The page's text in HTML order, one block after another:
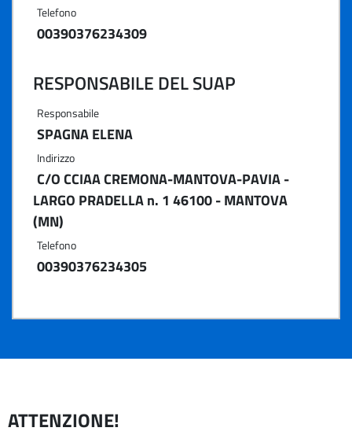
Telefono
00390376234309
RESPONSABILE DEL SUAP
Responsabile
SPAGNA ELENA
Indirizzo
C/O CCIAA CREMONA-MANTOVA-PAVIA -
LARGO PRADELLA n. 1 46100 - MANTOVA
(MN)
Telefono
00390376234305
ATTENZIONE!